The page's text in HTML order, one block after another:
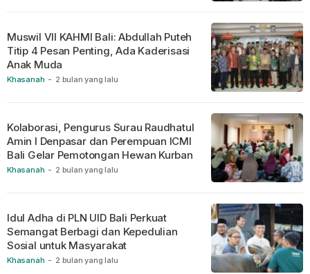
Khasanah - 2 bulan yang lalu
Muswil VII KAHMI Bali: Abdullah Puteh
Titip 4 Pesan Penting, Ada Kaderisasi
Anak Muda
Khasanah - 2 bulan yang lalu
Kolaborasi, Pengurus Surau Raudhatul
Amin I Denpasar dan Perempuan ICMI
Bali Gelar Pemotongan Hewan Kurban
Khasanah - 2 bulan yang lalu
Idul Adha di PLN UID Bali Perkuat
Semangat Berbagi dan Kepedulian
Sosial untuk Masyarakat